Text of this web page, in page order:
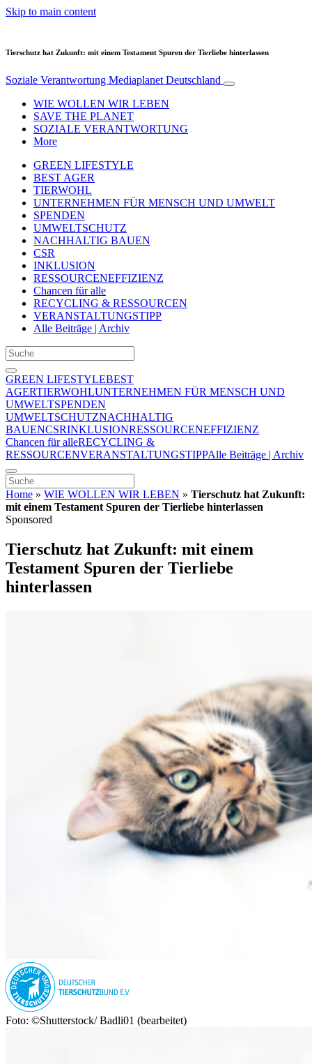
Skip to main content
Tierschutz hat Zukunft: mit einem Testament Spuren der Tierliebe hinterlassen
Soziale Verantwortung Mediaplanet Deutschland
WIE WOLLEN WIR LEBEN
SAVE THE PLANET
SOZIALE VERANTWORTUNG
More
GREEN LIFESTYLE
BEST AGER
TIERWOHL
UNTERNEHMEN FÜR MENSCH UND UMWELT
SPENDEN
UMWELTSCHUTZ
NACHHALTIG BAUEN
CSR
INKLUSION
RESSOURCENEFFIZIENZ
Chancen für alle
RECYCLING & RESSOURCEN
VERANSTALTUNGSTIPP
Alle Beiträge | Archiv
GREEN LIFESTYLEBEST
AGERTIERWOHLUNTERNEHMEN FÜR MENSCH UND
UMWELTSPENDEN
UMWELTSCHUTZNACHHALTIG
BAUENCSRINKLUSIONRESSOURCENEFFIZIENZ
Chancen für alleRECYCLING &
RESSOURCENVERANSTALTUNGSTIPPAlle Beiträge | Archiv
Home » WIE WOLLEN WIR LEBEN » Tierschutz hat Zukunft:
mit einem Testament Spuren der Tierliebe hinterlassen
Sponsored
Tierschutz hat Zukunft: mit einem
Testament Spuren der Tierliebe
hinterlassen
Foto: ©Shutterstock/ Badli01 (bearbeitet)